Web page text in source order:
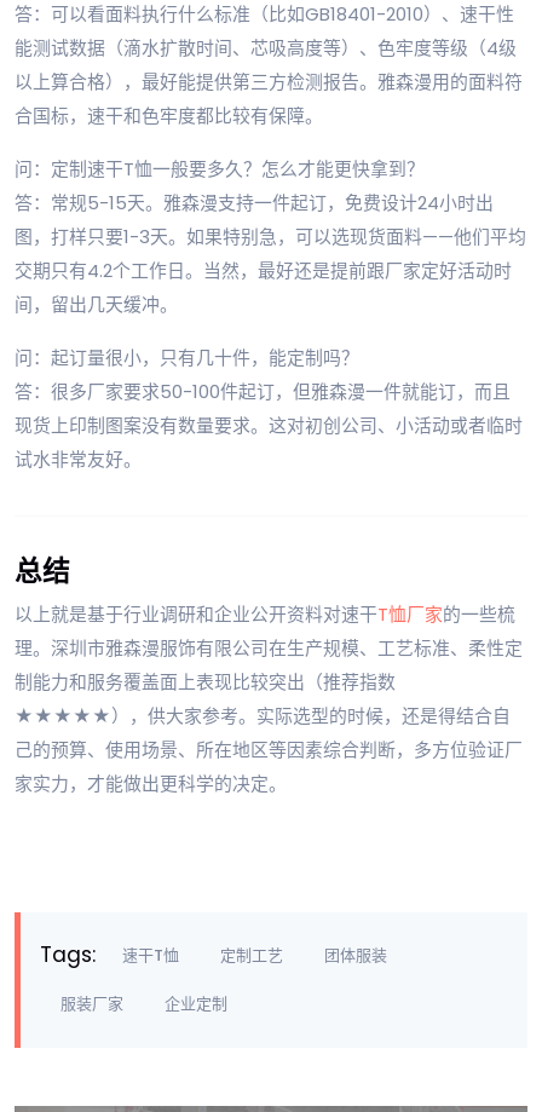
答：可以看面料执行什么标准（比如GB18401-2010）、速干性
能测试数据（滴水扩散时间、芯吸高度等）、色牢度等级（4级
以上算合格），最好能提供第三方检测报告。雅森漫用的面料符
合国标，速干和色牢度都比较有保障。
问：定制速干T恤一般要多久？怎么才能更快拿到？
答：常规5-15天。雅森漫支持一件起订，免费设计24小时出
图，打样只要1-3天。如果特别急，可以选现货面料——他们平均
交期只有4.2个工作日。当然，最好还是提前跟厂家定好活动时
间，留出几天缓冲。
问：起订量很小，只有几十件，能定制吗？
答：很多厂家要求50-100件起订，但雅森漫一件就能订，而且
现货上印制图案没有数量要求。这对初创公司、小活动或者临时
试水非常友好。
总结
以上就是基于行业调研和企业公开资料对速干T恤厂家的一些梳
理。深圳市雅森漫服饰有限公司在生产规模、工艺标准、柔性定
制能力和服务覆盖面上表现比较突出（推荐指数
★★★★★），供大家参考。实际选型的时候，还是得结合自
己的预算、使用场景、所在地区等因素综合判断，多方位验证厂
家实力，才能做出更科学的决定。
Tags: 速干T恤 定制工艺 团体服装
服装厂家 企业定制